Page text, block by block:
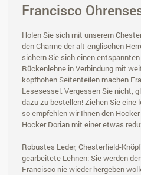
Francisco
Holen Sie sich mit unserem
den Charme der alt-englischen
sichern Sie sich einen
Rückenlehne in Verbindung mit
kopfhohen Seitenteilen machen
Lesesessel. Vergessen Sie nicht,
dazu zu bestellen! Ziehen Sie eine
so empfehlen wir Ihnen den
Hocker Dorian mit einer etwas
Robustes Leder, Chesterfield-
gearbeitete Lehnen: Sie werden
Francisco nie wieder hergeben